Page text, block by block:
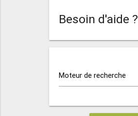
Besoin d'aide ?
Moteur de recherche